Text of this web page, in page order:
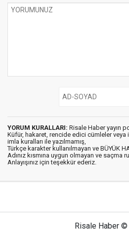
YORUM KURALLARI: Risale Haber yayın
Küfür, hakaret, rencide edici cümleler veya
imla kuralları ile yazılmamış,
Türkçe karakter kullanılmayan ve BÜYÜK
Adınız kısmına uygun olmayan ve saçma
Anlayışınız için teşekkür ederiz.
Risale Haber ©